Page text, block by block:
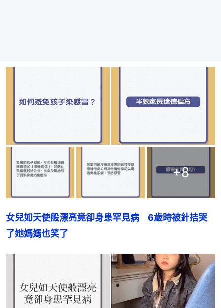
+8
女兒如天使般漂亮竟卻身患罕見病　6歲時被針拮哭
了她媽媽也笑了